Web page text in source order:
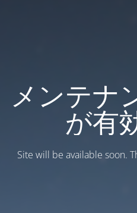
メンテナ
が有
Site will be available soon.